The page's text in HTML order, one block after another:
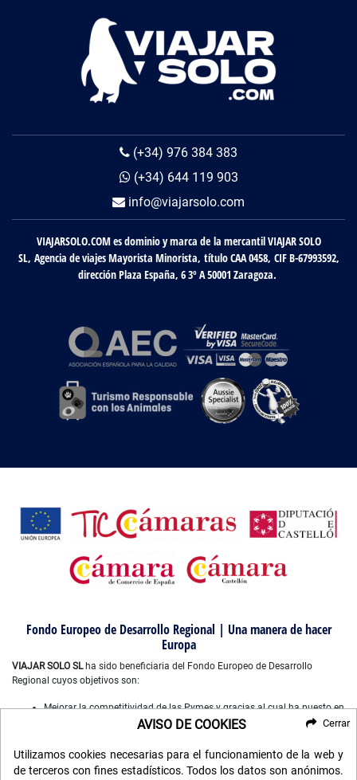
(+34) 976 384 383
(+34) 644 119 903
info@viajarsolo.com
VIAJARSOLO.COM es dominio y marca de la mercantil VIAJAR SOLO
SL, Agencia de viajes Mayorista Minorista, título CAA 0458, CIF B-67993592,
dirección Plaza España, 6 3º A 50001 Zaragoza.
Fondo Europeo de Desarrollo Regional | Una manera de hacer
Europa
VIAJAR SOLO SLha sido beneficiaria del Fondo Europeo de Desarrollo
Regional cuyos objetivos son:
Mejorar la competitividad de las Pymes y gracias al cual ha puesto en
marcha un Plan de Marketing Digital Internacional, con el objetivo de
año 2022-2023. Para ello ha contado con el apoyo del Programa
XPANDE DIGITAL de la Cámara de Comercio de Castellón”.
AVISO DE COOKIES
Utilizamos cookies necesarias para el funcionamiento de la web y
de terceros con fines estadísticos. Todos los datos son anónimos.
Cerrar